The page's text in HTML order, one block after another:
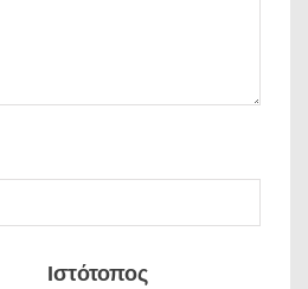
Ιστότοπος